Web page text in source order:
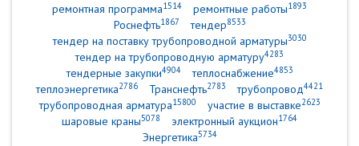
ремонтная программа1514 ремонтные работы1893
Роснефть1867 тендер8533
тендер на поставку трубопроводной арматуры3030
тендер на трубопроводную арматуру4283
тендерные закупки4904 теплоснабжение4853
теплоэнергетика2786 Транснефть2783 трубопровод4421
трубопроводная арматура15800 участие в выставке2623
шаровые краны5078 электронный аукцион1764
Энергетика5734